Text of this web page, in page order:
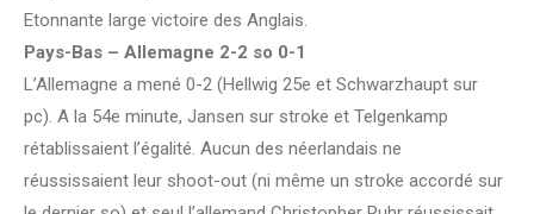
Etonnante large victoire des Anglais.
Pays-Bas – Allemagne 2-2 so 0-1
L’Allemagne a mené 0-2 (Hellwig 25e et Schwarzhaupt sur
pc). A la 54e minute, Jansen sur stroke et Telgenkamp
rétablissaient l’égalité. Aucun des néerlandais ne
réussissaient leur shoot-out (ni même un stroke accordé sur